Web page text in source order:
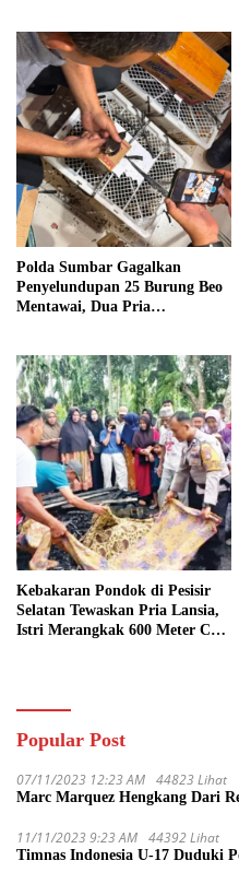
Polda Sumbar Gagalkan
Penyelundupan 25 Burung Beo
Mentawai, Dua Pria
Kebakaran Pondok di Pesisir
Selatan Tewaskan Pria Lansia,
Istri Merangkak 600 Meter Cari
Popular Post
07/11/2023 12:23 AM 44823 Lihat
Marc Marquez Hengkang Dari
11/11/2023 9:23 AM 44392 Lihat
Timnas Indonesia U-17 Duduki